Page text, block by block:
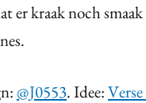
er kraak noch
@J0553. Idee: